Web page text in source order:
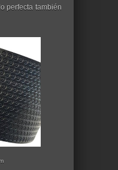
perfecta también